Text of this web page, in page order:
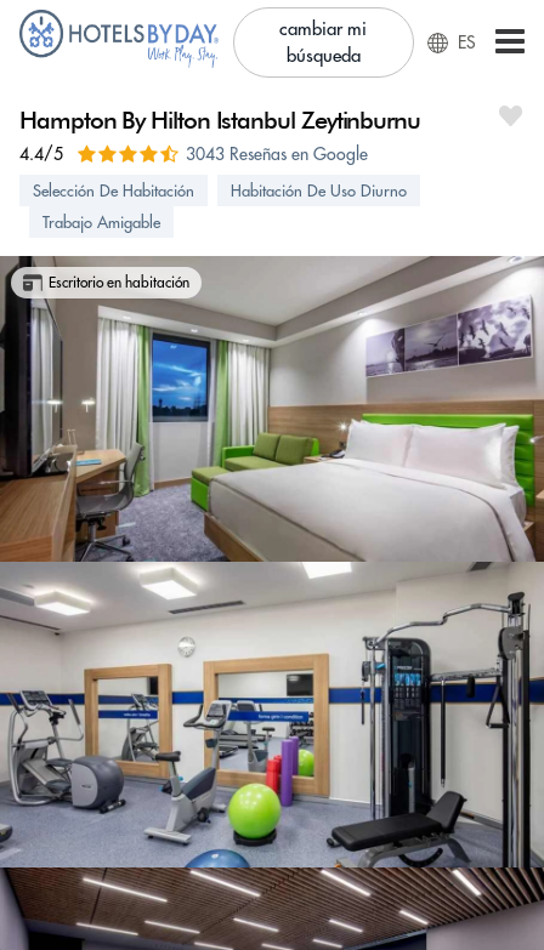
cambiar mi
búsqueda
ES
Hampton By Hilton Istanbul Zeytinburnu
4.4/5 3043 Reseñas en Google
Selección De Habitación
Habitación De Uso Diurno
Trabajo Amigable
Escritorio en habitación